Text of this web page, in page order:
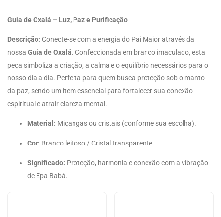
Guia de Oxalá – Luz, Paz e Purificação
Descrição: Conecte-se com a energia do Pai Maior através da
nossa Guia de Oxalá. Confeccionada em branco imaculado, esta
peça simboliza a criação, a calma e o equilíbrio necessários para o
nosso dia a dia. Perfeita para quem busca proteção sob o manto
da paz, sendo um item essencial para fortalecer sua conexão
espiritual e atrair clareza mental.
Material: Miçangas ou cristais (conforme sua escolha).
Cor: Branco leitoso / Cristal transparente.
Significado: Proteção, harmonia e conexão com a vibração
de Epa Babá.